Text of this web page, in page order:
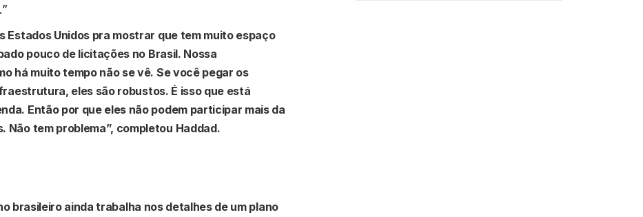
Estados Unidos pra mostrar que tem muito espaço
pouco de licitações no Brasil. Nossa
há muito tempo não se vê. Se você pegar os
eles são robustos. É isso que está
Então por que eles não podem participar mais da
Não tem problema”, completou Haddad.
brasileiro ainda trabalha nos detalhes de um plano